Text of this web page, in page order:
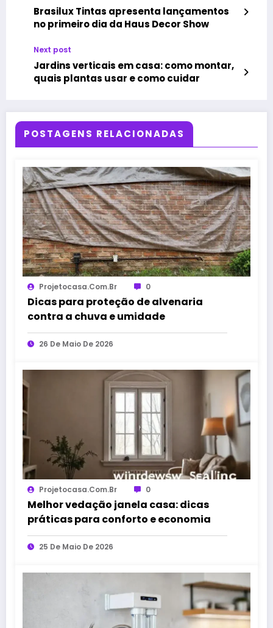
Brasilux Tintas apresenta lançamentos
no primeiro dia da Haus Decor Show
Next post
Jardins verticais em casa: como montar,
quais plantas usar e como cuidar
POSTAGENS RELACIONADAS
Projetocasa.com.br 0
Dicas para proteção de alvenaria
contra a chuva e umidade
26 De Maio De 2026
Projetocasa.com.br 0
Melhor vedação janela casa: dicas
práticas para conforto e economia
25 De Maio De 2026